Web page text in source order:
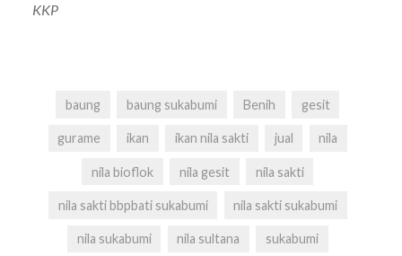
KKP
baung baung sukabumi Benih gesit
gurame ikan ikan nila sakti jual nila
nila bioflok nila gesit nila sakti
nila sakti bbpbati sukabumi nila sakti sukabumi
nila sukabumi nila sultana sukabumi